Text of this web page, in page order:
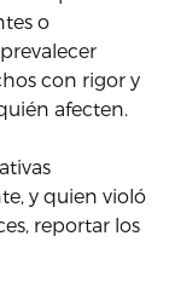
o
con rigor y
afecten.
y quien violó
reportar los